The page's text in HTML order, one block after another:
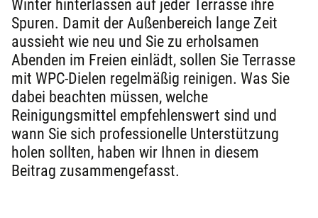
Winter hinterlassen auf jeder Terrasse ihre
Spuren. Damit der Außenbereich lange Zeit
aussieht wie neu und Sie zu erholsamen
Abenden im Freien einlädt, sollen Sie Terrasse
mit WPC-Dielen regelmäßig reinigen. Was Sie
dabei beachten müssen, welche
Reinigungsmittel empfehlenswert sind und
wann Sie sich professionelle Unterstützung
holen sollten, haben wir Ihnen in diesem
Beitrag zusammengefasst.